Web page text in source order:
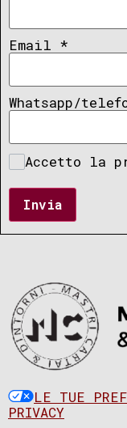
Email *
Whatsapp/
Accetto la
Invia
LE TUE
PRIVACY